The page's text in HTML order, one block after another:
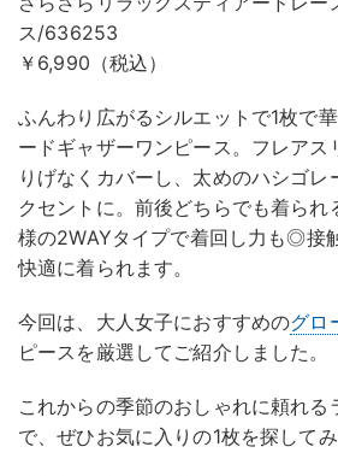
ス/636253
￥6,990（税込）
ふんわり広がるシルエットで1枚で
ードギャザーワンピース。フレアス
りげなくカバーし、太めのハシゴレ
クセントに。前後どちらでも着られ
様の2WAYタイプで着回し力も◎接
快適に着られます。
今回は、大人女子におすすめのグロ
ピースを厳選してご紹介しました。
これからの季節のおしゃれに頼れる
で、ぜひお気に入りの1枚を探して